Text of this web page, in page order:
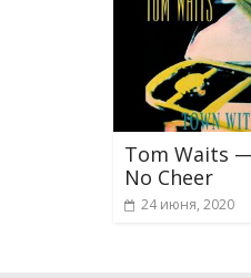
Tom Waits
No Cheer
24 июня, 2020